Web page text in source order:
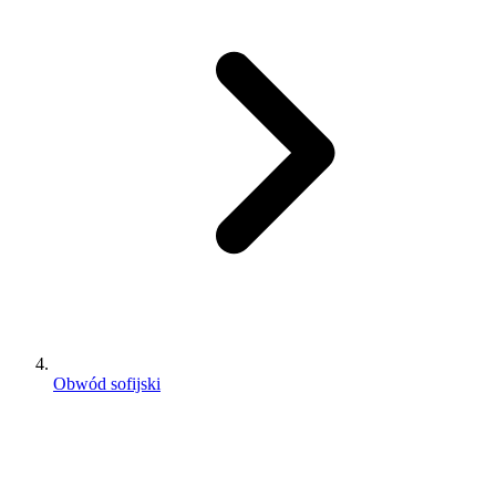
Obwód sofijski